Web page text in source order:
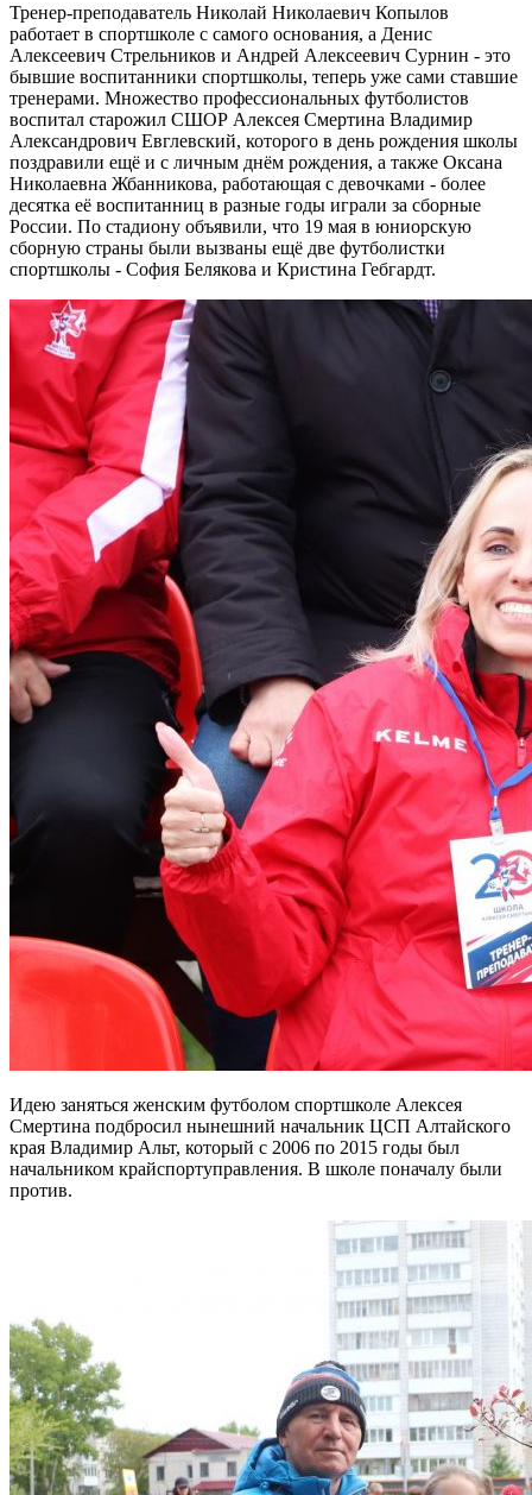
Тренер-преподаватель Николай Николаевич Копылов
работает в спортшколе с самого основания, а Денис
Алексеевич Стрельников и Андрей Алексеевич Сурнин - это
бывшие воспитанники спортшколы, теперь уже сами ставшие
тренерами. Множество профессиональных футболистов
воспитал старожил СШОР Алексея Смертина Владимир
Александрович Евглевский, которого в день рождения школы
поздравили ещё и с личным днём рождения, а также Оксана
Николаевна Жбанникова, работающая с девочками - более
десятка её воспитанниц в разные годы играли за сборные
России. По стадиону объявили, что 19 мая в юниорскую
сборную страны были вызваны ещё две футболистки
спортшколы - София Белякова и Кристина Гебгардт.
Идею заняться женским футболом спортшколе Алексея
Смертина подбросил нынешний начальник ЦСП Алтайского
края Владимир Альт, который с 2006 по 2015 годы был
начальником крайспортуправления. В школе поначалу были
против.